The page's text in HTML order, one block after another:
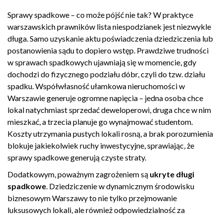
Sprawy spadkowe – co może pójść nie tak? W praktyce
warszawskich prawników lista niespodzianek jest niezwykle
długa. Samo uzyskanie aktu poświadczenia dziedziczenia lub
postanowienia sądu to dopiero wstęp. Prawdziwe trudności
w sprawach spadkowych ujawniają się w momencie, gdy
dochodzi do fizycznego podziału dóbr, czyli do tzw. działu
spadku. Współwłasność ułamkowa nieruchomości w
Warszawie generuje ogromne napięcia – jedna osoba chce
lokal natychmiast sprzedać deweloperowi, druga chce w nim
mieszkać, a trzecia planuje go wynajmować studentom.
Koszty utrzymania pustych lokali rosną, a brak porozumienia
blokuje jakiekolwiek ruchy inwestycyjne, sprawiając, że
sprawy spadkowe generują czyste straty.
Dodatkowym, poważnym zagrożeniem są ukryte długi
spadkowe. Dziedziczenie w dynamicznym środowisku
biznesowym Warszawy to nie tylko przejmowanie
luksusowych lokali, ale również odpowiedzialność za